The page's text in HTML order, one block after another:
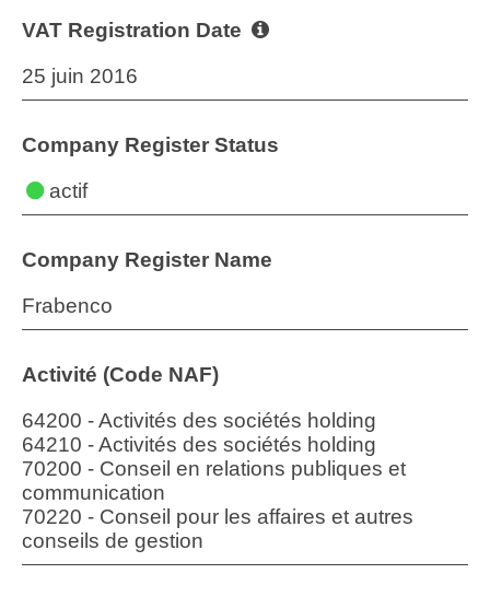
VAT Registration Date
25 juin 2016
Company Register Status
actif
Company Register Name
Frabenco
Activité (Code NAF)
64200 - Activités des sociétés holding
64210 - Activités des sociétés holding
70200 - Conseil en relations publiques et
communication
70220 - Conseil pour les affaires et autres
conseils de gestion